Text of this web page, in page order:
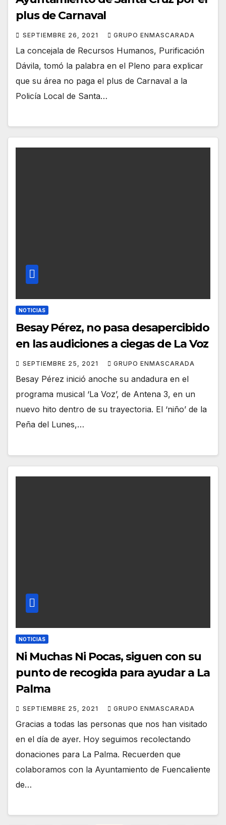
plus de Carnaval
SEPTIEMBRE 26, 2021 GRUPO ENMASCARADA
La concejala de Recursos Humanos, Purificación
Dávila, tomó la palabra en el Pleno para explicar
que su área no paga el plus de Carnaval a la
Policía Local de Santa…
NOTICIAS
Besay Pérez, no pasa desapercibido
en las audiciones a ciegas de La Voz
SEPTIEMBRE 25, 2021 GRUPO ENMASCARADA
Besay Pérez inició anoche su andadura en el
programa musical ‘La Voz’, de Antena 3, en un
nuevo hito dentro de su trayectoria. El ‘niño’ de la
Peña del Lunes,…
NOTICIAS
Ni Muchas Ni Pocas, siguen con su
punto de recogida para ayudar a La
Palma
SEPTIEMBRE 25, 2021 GRUPO ENMASCARADA
Gracias a todas las personas que nos han visitado
en el día de ayer. Hoy seguimos recolectando
donaciones para La Palma. Recuerden que
colaboramos con la Ayuntamiento de Fuencaliente
de…